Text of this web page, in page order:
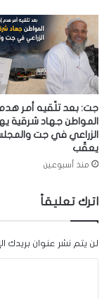
جت: بعد تلّقيه أمر هدم
المواطن جهاد شرقية
الزراعي في جت
يعقّب
منذ أسبوعين
اترك تعليقاً
لن يتم نشر عنوان بريدك